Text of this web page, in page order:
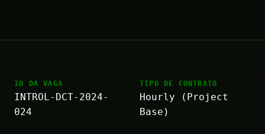
ID DA VAGA
INTROL-DCT-2024-
024
TIPO DE CONTRATO
Hourly (Project
Base)